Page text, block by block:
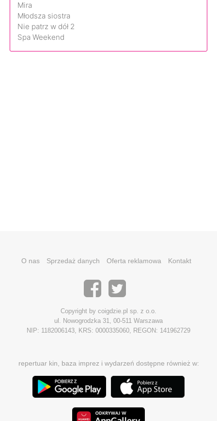
Mira
Młodsza siostra
Nie patrz w dół 2
Spa Weekend
O nas Sprzedaż danych Oferta reklamowa Kontakt
Copyright by coigdzie.pl sp. z o.o.
ul. Nowogrodzka 31, 00-511 Warszawa
NIP: 1182006143, KRS: 0000335060, REGON: 141962729
repertuar kin, baza imprez i wydarzeń dostępne również w: